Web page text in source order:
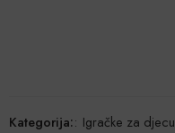
Kategorija:: Igračke za djecu